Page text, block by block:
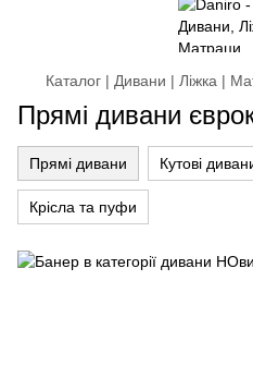
Каталог | Дивани | Ліжка |
Прямі дивани
Прямі дивани Кутові
Крісла та пуфи